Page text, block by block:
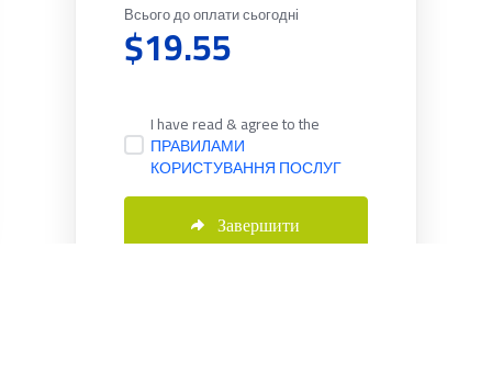
Всього до оплати сьогодні
$19.55
Завершити
I have read & agree to the
ПРАВИЛАМИ
КОРИСТУВАННЯ ПОСЛУГ